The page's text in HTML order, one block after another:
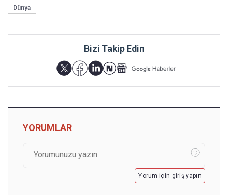
Dünya
Bizi Takip Edin
YORUMLAR
Yorum için giriş yapın